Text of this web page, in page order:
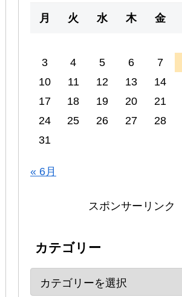
月 火 水 木 金
3
4 5 6 7
10
11 12 13 14
17
18 19 20 21
24
25 26 27 28
31
« 6月
スポンサーリンク
カテゴリー